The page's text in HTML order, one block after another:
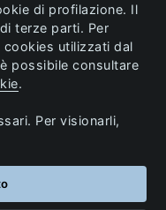
Area Riservata/
byMpstyle
di profilazione. Il
terze parti. Per
cookies utilizzati dal
possibile consultare
.
Per visionarli,